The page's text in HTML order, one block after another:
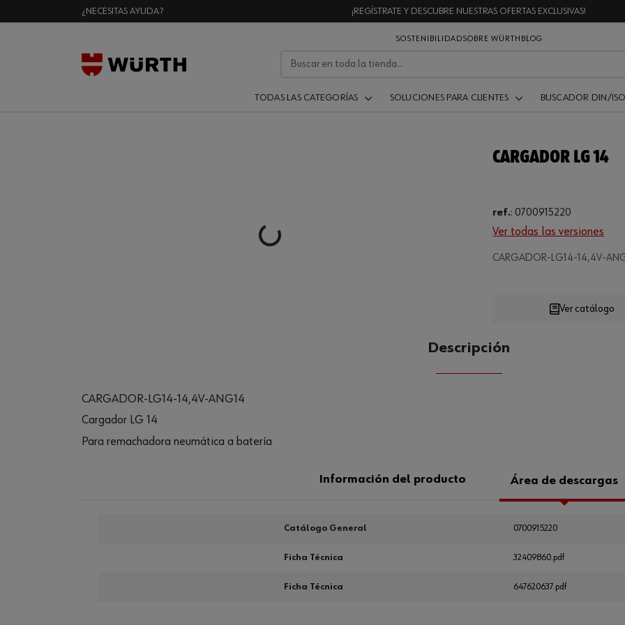
¿NECESITAS AYUDA? ¡REGÍSTRATE Y DESCUBRE NUESTRAS OFERTAS EXCLUSIVAS!
SOSTENIBILIDADSOBRE WÜRTH BLOG
TODAS LAS CATEGORÍAS SOLUCIONES PARA CLIENTES BUSCADOR DIN/
Loading...
CARGADOR LG 14
ref.: 0700915220
Ver todas las versiones
CARGADOR-LG14-14,4V-
CANTIDAD
Ver catálogo
Descripción
CARGADOR-LG14-14,4V-ANG14
Cargador LG 14
Para remachadora neumática a batería
Información del producto Área de descargas
Catálogo General 0700915220
Ficha Técnica 32409860.pdf
Ficha Técnica 647620637.pdf